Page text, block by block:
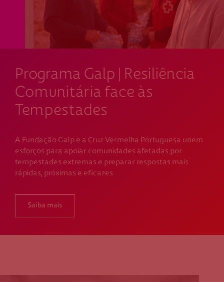
Programa Galp | Resiliência
Comunitária face às
Tempestades
A Fundação Galp e a Cruz Vermelha Portuguesa unem
esforços para apoiar comunidades afetadas por
tempestades extremas e preparar respostas mais
rápidas, próximas e eficazes
Saiba mais